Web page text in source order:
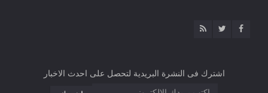
اشترك فى النشرة البريدية لتحصل على احدث الاخبار